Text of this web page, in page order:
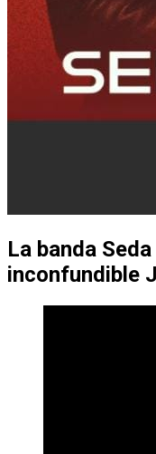
La banda
inconfundible